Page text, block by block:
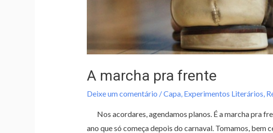
A marcha pra frente
Deixe um comentário /Capa, Experimentos Literários
Nos acordares, agendamos planos. É a marcha pra
ano que só começa depois do carnaval. Tomamos, bem